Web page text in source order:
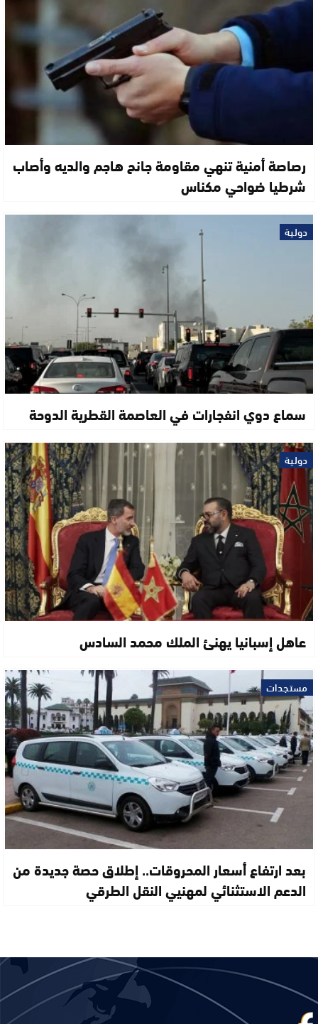
رصاصة أمنية تنهي مقاومة جانح هاجم والديه وأصاب
شرطيا ضواحي مكناس
دولية
سماع دوي انفجارات في العاصمة القطرية الدوحة
دولية
عاهل إسبانيا يهنئ الملك محمد السادس
مستجدات
بعد ارتفاع أسعار المحروقات.. إطلاق حصة جديدة من
الدعم الاستثنائي لمهنيي النقل الطرقي